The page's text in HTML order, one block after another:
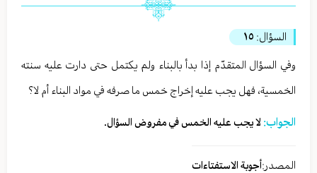
السؤال: ١٥
وفي السؤال المتقدّم إذا بدأ بالبناء ولم يكتمل حتى دارت عليه سنته
الخمسية، فهل يجب عليه إخراج خمس ما صرفه في مواد البناء أم لا؟
الجواب: لا يجب عليه الخمس في مفروض السؤال.
المصدر:أجوبة الاستفتاءات